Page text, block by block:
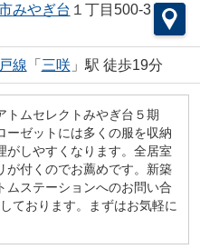
みやぎ台 １丁目500-3
線 「 三咲」駅 徒歩19分
トムセレクトみやぎ台５期
ーゼットには多くの服を収納
がしやすくなります。全居室
が付くのでお薦めです。新築
ステーションへのお問い合
ております。まずはお気軽に